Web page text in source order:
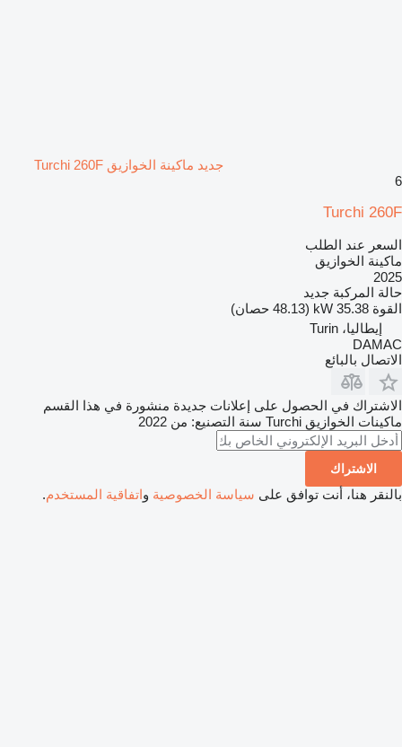
جديد ماكينة الخوازيق Turchi 260F
6
Turchi 260F
السعر عند الطلب
ماكينة الخوازيق
2025
حالة المركبة جديد
القوة 35.38 kW (48.13 حصان)
إيطاليا، Turin
DAMAC
الاتصال بالبائع
الاشتراك في الحصول على إعلانات جديدة منشورة في هذا القسم
ماكينات الخوازيق Turchi سنة التصنيع: من 2022
الاشتراك
بالنقر هنا، أنت توافق على سياسة الخصوصية واتفاقية المستخدم.